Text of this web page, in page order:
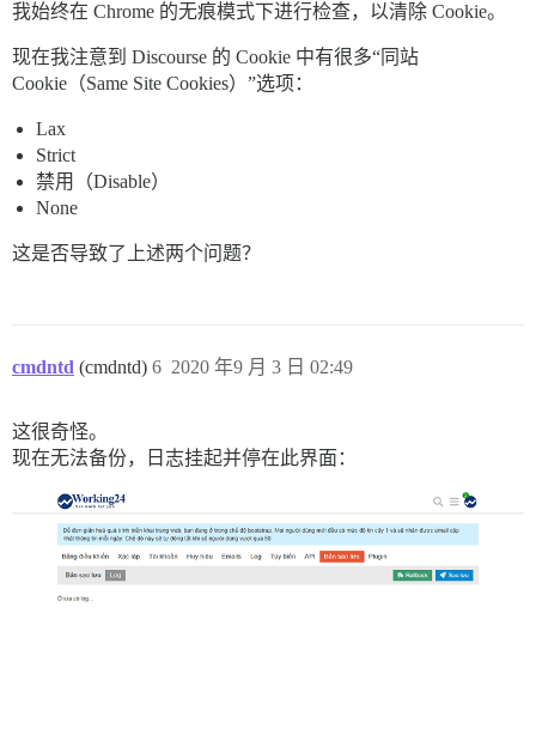
我始终在 Chrome 的无痕模式下进行检查，以清除 Cookie。
现在我注意到 Discourse 的 Cookie 中有很多“同站
Cookie（Same Site Cookies）”选项：
Lax
Strict
禁用（Disable）
None
这是否导致了上述两个问题？
cmdntd (cmdntd) 2020 年9 月 3 日 02:49
6
这很奇怪。
现在无法备份，日志挂起并停在此界面：